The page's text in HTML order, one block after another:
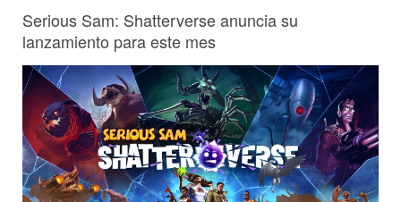
Serious Sam: Shatterverse anuncia su
lanzamiento para este mes